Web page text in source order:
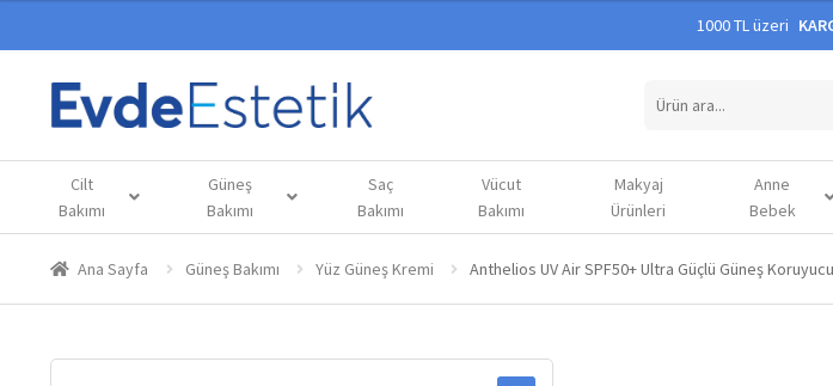
1000 TL üzeri
Cilt
Bakımı
Güneş
Bakımı
Saç
Bakımı
Vücut
Bakımı
Makyaj
Ürünleri
Anne
Bebek
Ana Sayfa Güneş Bakımı Yüz Güneş Kremi Anthelios UV Air SPF50+ Ultra Güçlü Güneş